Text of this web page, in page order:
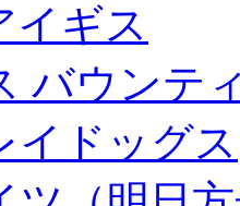
イギス
バウンテ
イドッグス